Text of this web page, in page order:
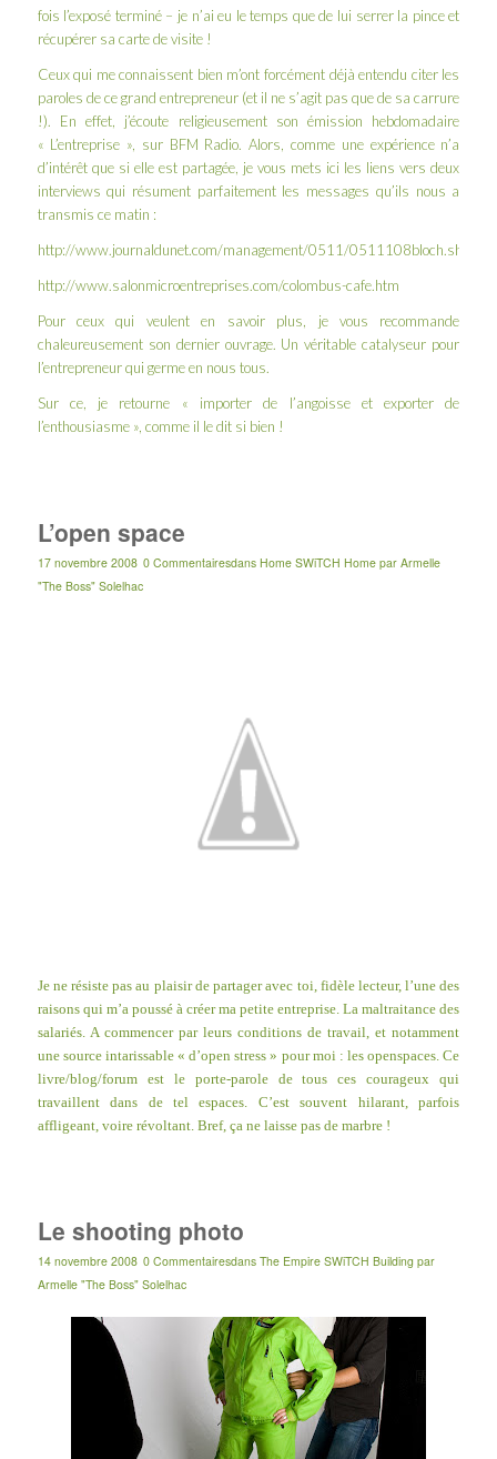
fois l’exposé terminé – je n’ai eu le temps que de lui serrer la pince et
récupérer sa carte de visite !
Ceux qui me connaissent bien m’ont forcément déjà entendu citer les
paroles de ce grand entrepreneur (et il ne s’agit pas que de sa carrure
!). En effet, j’écoute religieusement son émission hebdomadaire
« L’entreprise », sur BFM Radio. Alors, comme une expérience n’a
d’intérêt que si elle est partagée, je vous mets ici les liens vers deux
interviews qui résument parfaitement les messages qu’ils nous a
transmis ce matin :
http://www.journaldunet.com/management/0511/0511108bloch.shtml
http://www.salonmicroentreprises.com/colombus-cafe.htm
Pour ceux qui veulent en savoir plus, je vous recommande
chaleureusement son dernier ouvrage. Un véritable catalyseur pour
l’entrepreneur qui germe en nous tous.
Sur ce, je retourne « importer de l’angoisse et exporter de
l’enthousiasme », comme il le dit si bien !
L’open space
17 novembre 2008 0 Commentairesdans Home SWiTCH Home par Armelle
"The Boss" Solelhac
Je ne résiste pas au plaisir de partager avec toi, fidèle lecteur, l’une des
raisons qui m’a poussé à créer ma petite entreprise. La maltraitance des
salariés. A commencer par leurs conditions de travail, et notamment
une source intarissable « d’open stress » pour moi : les openspaces. Ce
livre/blog/forum est le porte-parole de tous ces courageux qui
travaillent dans de tel espaces. C’est souvent hilarant, parfois
affligeant, voire révoltant. Bref, ça ne laisse pas de marbre !
Le shooting photo
14 novembre 2008 0 Commentairesdans The Empire SWiTCH Building par
Armelle "The Boss" Solelhac